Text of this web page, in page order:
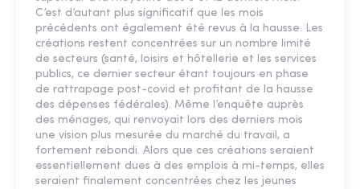
C’est d’autant plus significatif que les mois
précédents ont également été revus à la hausse. Les
créations restent concentrées sur un nombre limité
de secteurs (santé, loisirs et hôtellerie et les services
publics, ce dernier secteur étant toujours en phase
de rattrapage post-covid et profitant de la hausse
des dépenses fédérales). Même l’enquête auprès
des ménages, qui renvoyait lors des derniers mois
une vision plus mesurée du marché du travail, a
fortement rebondi. Alors que ces créations seraient
essentiellement dues à des emplois à mi-temps, elles
seraient finalement concentrées chez les jeunes